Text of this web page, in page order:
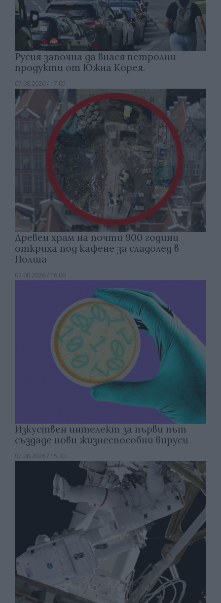
Русия започна да внася петролни
продукти от Южна Корея.
07.08.2026 / 17:05
Древен храм на почти 900 години
откриха под кафене за сладолед в
Полша
07.08.2026 / 16:00
Изкуствен интелект за първи път
създаде нови жизнеспособни вируси
07.08.2026 / 15:30